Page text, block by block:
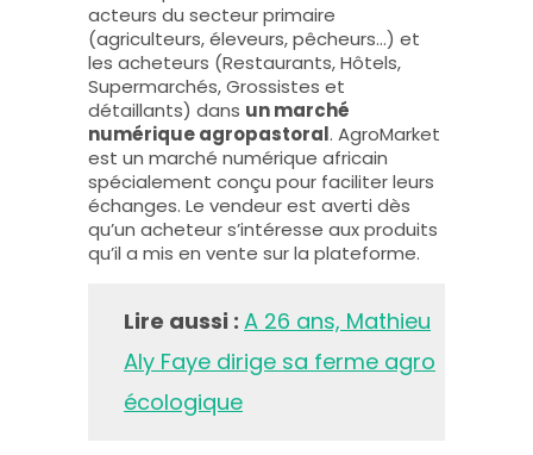
acteurs du secteur primaire
(agriculteurs, éleveurs, pêcheurs…) et
les acheteurs (Restaurants, Hôtels,
Supermarchés, Grossistes et
détaillants) dans un marché
numérique agropastoral. AgroMarket
est un marché numérique africain
spécialement conçu pour faciliter leurs
échanges. Le vendeur est averti dès
qu’un acheteur s’intéresse aux produits
qu’il a mis en vente sur la plateforme.
Lire aussi : A 26 ans, Mathieu
Aly Faye dirige sa ferme agro
écologique